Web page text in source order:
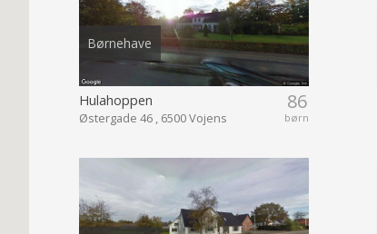
Børnehave
86
børn
Hulahoppen
Østergade 46 , 6500 Vojens